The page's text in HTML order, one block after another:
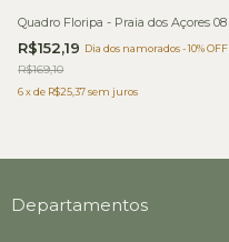
Quadro Floripa - Praia dos Açores 08
R$152,19 Dia dos namorados - 10% OFF
R$169,10
6 xde R$25,37 sem juros
Departamentos